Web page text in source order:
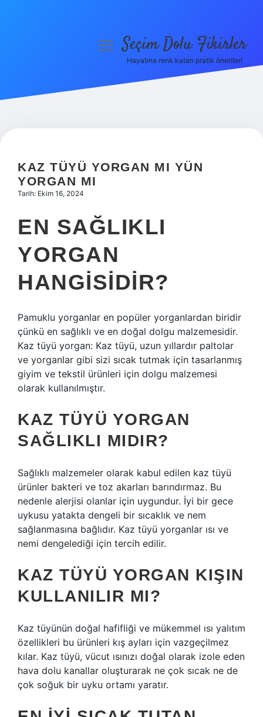
Hakkımızda
menüyüSeçim Dolu Fikirler
Hayatına renk katan pratik öneriler!
KAZ TÜYÜ YORGAN MI YÜN
YORGAN MI
Tarih: Ekim 16, 2024
EN SAĞLIKLI
YORGAN
HANGISIDIR?
Pamuklu yorganlar en popüler yorganlardan biridir
çünkü en sağlıklı ve en doğal dolgu malzemesidir.
Kaz tüyü yorgan: Kaz tüyü, uzun yıllardır paltolar
ve yorganlar gibi sizi sıcak tutmak için tasarlanmış
giyim ve tekstil ürünleri için dolgu malzemesi
olarak kullanılmıştır.
KAZ TÜYÜ YORGAN
SAĞLIKLI MIDIR?
Sağlıklı malzemeler olarak kabul edilen kaz tüyü
ürünler bakteri ve toz akarları barındırmaz. Bu
nedenle alerjisi olanlar için uygundur. İyi bir gece
uykusu yatakta dengeli bir sıcaklık ve nem
sağlanmasına bağlıdır. Kaz tüyü yorganlar ısı ve
nemi dengelediği için tercih edilir.
KAZ TÜYÜ YORGAN KIŞIN
KULLANILIR MI?
Kaz tüyünün doğal hafifliği ve mükemmel ısı yalıtım
özellikleri bu ürünleri kış ayları için vazgeçilmez
kılar. Kaz tüyü, vücut ısınızı doğal olarak izole eden
hava dolu kanallar oluşturarak ne çok sıcak ne de
çok soğuk bir uyku ortamı yaratır.